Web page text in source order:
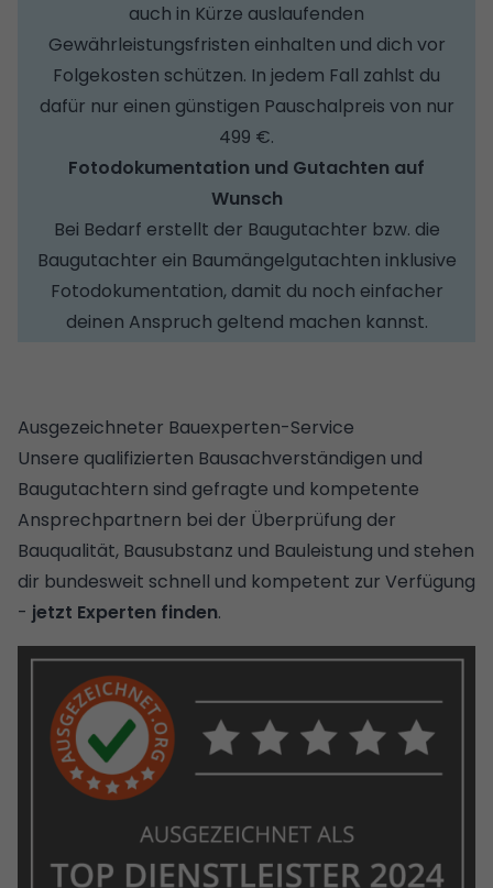
auch in Kürze auslaufenden
Gewährleistungsfristen einhalten und dich vor
Folgekosten schützen. In jedem Fall zahlst du
dafür nur einen günstigen Pauschalpreis von nur
499 €.
Fotodokumentation und Gutachten auf
Wunsch
Bei Bedarf erstellt der Baugutachter bzw. die
Baugutachter ein Baumängelgutachten inklusive
Fotodokumentation, damit du noch einfacher
deinen Anspruch geltend machen kannst.
Ausgezeichneter Bauexperten-Service
Unsere qualifizierten Bausachverständigen und
Baugutachtern sind gefragte und kompetente
Ansprechpartnern bei der Überprüfung der
Bauqualität, Bausubstanz und Bauleistung und stehen
dir bundesweit schnell und kompetent zur Verfügung
- jetzt Experten finden.